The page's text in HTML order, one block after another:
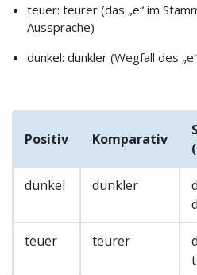
teuer: teurer (das „e“ im
Aussprache)
dunkel: dunkler (Wegfall des
Positiv Komparativ
dunkel dunkler
teuer teurer